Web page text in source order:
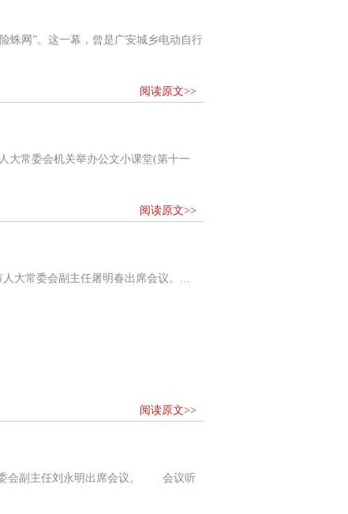
网”。这一幕，曾是广安城乡电动自行
阅读原文>>
大常委会机关举办公文小课堂(第十一
阅读原文>>
大常委会副主任屠明春出席会议。...
阅读原文>>
委会副主任刘永明出席会议。 会议听